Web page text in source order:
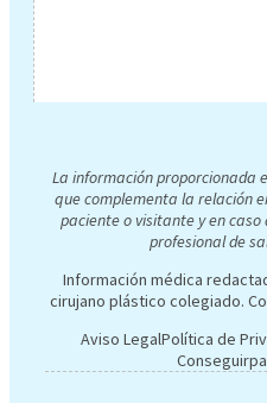
La información proporcionada
que complementa la relación
paciente o visitante y en
profesional de
Información médica
cirujano plástico colegiado.
Aviso LegalPolítica de